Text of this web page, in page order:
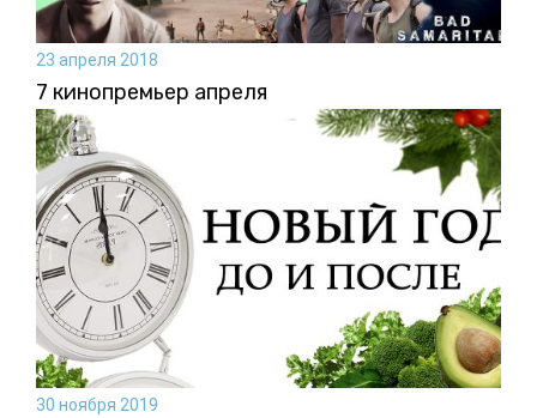
23 апреля 2018
7 кинопремьер апреля
30 ноября 2019